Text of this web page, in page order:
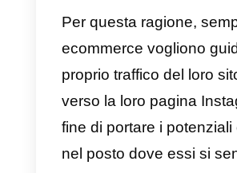
sempre più
funnel di vendita
Partendo dal
passando per il
arrivare infine alla